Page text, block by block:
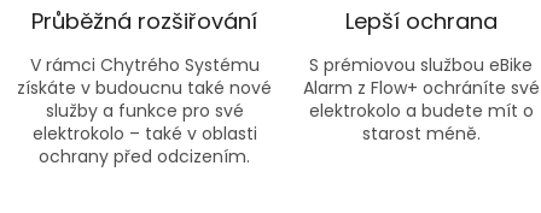
Průběžná rozšiřování
V rámci Chytrého Systému
získáte v budoucnu také nové
služby a funkce pro své
elektrokolo – také v oblasti
ochrany před odcizením.
Lepší ochrana
S prémiovou službou eBike
Alarm z Flow+ ochráníte své
elektrokolo a budete mít o
starost méně.